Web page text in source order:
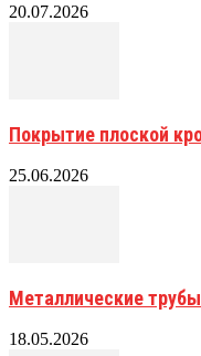
20.07.2026
Покрытие плоской
25.06.2026
Металлические
18.05.2026